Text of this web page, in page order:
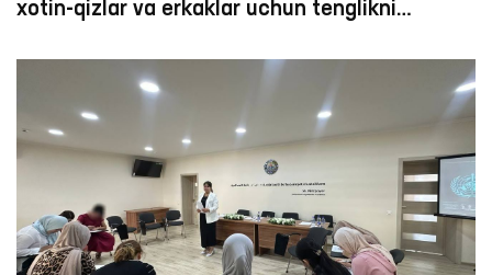
xotin-qizlar va erkaklar uchun tenglikni
haqida MAʼLUMOTNOMA